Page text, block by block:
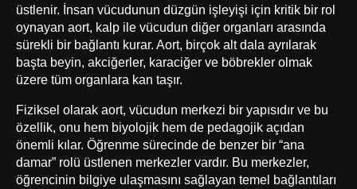
üstlenir. İnsan vücudunun düzgün işleyişi için kritik bir rol
oynayan aort, kalp ile vücudun diğer organları arasında
sürekli bir bağlantı kurar. Aort, birçok alt dala ayrılarak
başta beyin, akciğerler, karaciğer ve böbrekler olmak
üzere tüm organlara kan taşır.
Fiziksel olarak aort, vücudun merkezi bir yapısıdır ve bu
özellik, onu hem biyolojik hem de pedagojik açıdan
önemli kılar. Öğrenme sürecinde de benzer bir “ana
damar” rolü üstlenen merkezler vardır. Bu merkezler,
öğrencinin bilgiye ulaşmasını sağlayan temel bağlantıları